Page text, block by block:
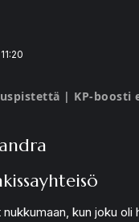
| KP-boosti
kun joku oli